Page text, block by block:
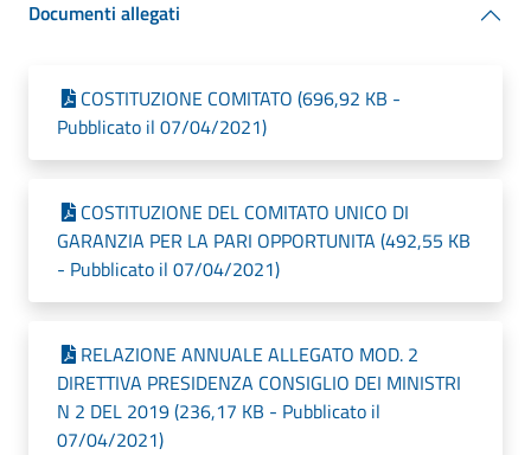
Documenti allegati
COSTITUZIONE COMITATO (696,92 KB -
Pubblicato il 07/04/2021)
COSTITUZIONE DEL COMITATO UNICO DI
GARANZIA PER LA PARI OPPORTUNITA (492,55 KB
- Pubblicato il 07/04/2021)
RELAZIONE ANNUALE ALLEGATO MOD. 2
DIRETTIVA PRESIDENZA CONSIGLIO DEI MINISTRI
N 2 DEL 2019 (236,17 KB - Pubblicato il
07/04/2021)